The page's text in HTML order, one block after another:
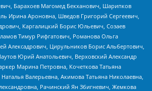
Барахоев Магомед Бекханович, Шарипков
Ирина Ароновна, Шведов Григорий Сергеевич,
Каргалицкий Борис Юльевич, Созаев
Тимур Рифгатович, Романова Ольга
Алексадрович, Цирульников Борис Альбертович,
Юрий Анатольевич, Верховский Александр
Марина Петровна, Кочеткова Татьяна
Валерьевна, Акимова Татьяна Николаевна,
Рачинский Ян Збигневич, Жемкова